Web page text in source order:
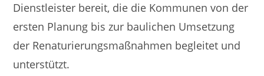
Dienstleister bereit, die die Kommunen von der
ersten Planung bis zur baulichen Umsetzung
der Renaturierungsmaßnahmen begleitet und
unterstützt.